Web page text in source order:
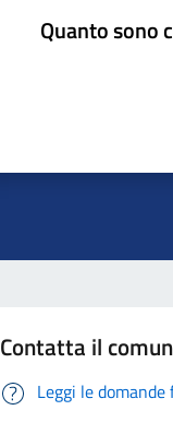
Quanto sono
Contatta il
Leggi le